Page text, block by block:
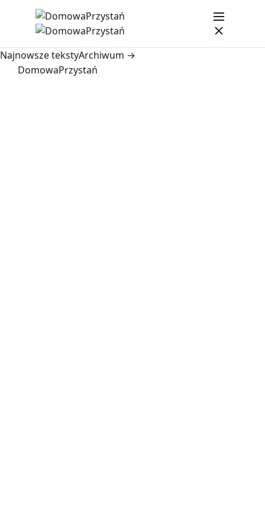
Najnowsze tekstyArchiwum →
DomowaPrzystań